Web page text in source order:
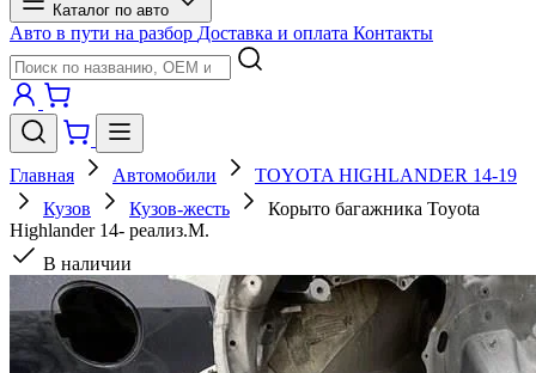
Каталог по авто
Авто в пути на разбор Доставка и оплата Контакты
Главная Автомобили
TOYOTA HIGHLANDER 14-19
Кузов
Кузов-жесть
Корыто багажника Toyota
Highlander 14- реализ.М.
В наличии